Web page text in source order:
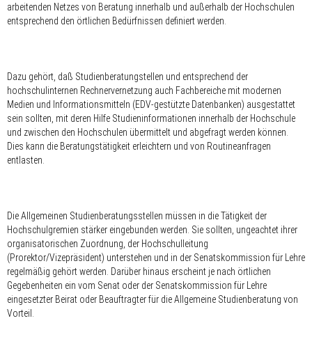
arbeitenden Netzes von Beratung innerhalb und außerhalb der Hochschulen
entsprechend den örtlichen Bedürfnissen definiert werden.
Dazu gehört, daß Studienberatungstellen und entsprechend der
hochschulinternen Rechnervernetzung auch Fachbereiche mit modernen
Medien und Informationsmitteln (EDV-gestützte Datenbanken) ausgestattet
sein sollten, mit deren Hilfe Studieninformationen innerhalb der Hochschule
und zwischen den Hochschulen übermittelt und abgefragt werden können.
Dies kann die Beratungstätigkeit erleichtern und von Routineanfragen
entlasten.
Die Allgemeinen Studienberatungsstellen müssen in die Tätigkeit der
Hochschulgremien stärker eingebunden werden. Sie sollten, ungeachtet ihrer
organisatorischen Zuordnung, der Hochschulleitung
(Prorektor/Vizepräsident) unterstehen und in der Senatskommission für Lehre
regelmäßig gehört werden. Darüber hinaus erscheint je nach örtlichen
Gegebenheiten ein vom Senat oder der Senatskommission für Lehre
eingesetzter Beirat oder Beauftragter für die Allgemeine Studienberatung von
Vorteil.